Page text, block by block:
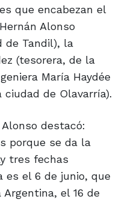
que encabezan el
Alonso
de Tandil), la
(tesorera, de la
María Haydée
de Olavarría).
destacó:
porque se da la
tres fechas
es el 6 de junio, que
el 16 de